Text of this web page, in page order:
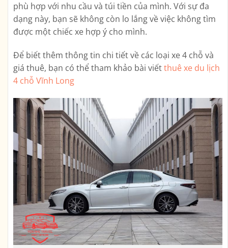
phù hợp với nhu cầu và túi tiền của mình. Với sự đa
dạng này, bạn sẽ không còn lo lắng về việc không tìm
được một chiếc xe hợp ý cho mình.
Để biết thêm thông tin chi tiết về các loại xe 4 chỗ và
giá thuê, bạn có thể tham khảo bài viếtthuê xe du lịch
4 chỗ Vĩnh Long